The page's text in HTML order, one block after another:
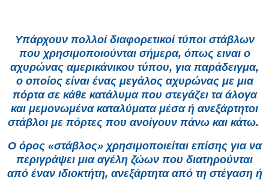
Υπάρχουν πολλοί διαφορετικοί τύποι στάβλων
που χρησιμοποιούνται σήμερα, όπως ειναι ο
αχυρώνας αμερικάνικου τύπου, για παράδειγμα,
ο οποίος είναι ένας μεγάλος αχυρώνας με μια
πόρτα σε κάθε κατάλυμα που στεγάζει τα άλογα
και μεμονωμένα καταλύματα μέσα ή ανεξάρτητοι
στάβλοι με πόρτες που ανοίγουν πάνω και κάτω.
Ο όρος «στάβλος» χρησιμοποιείται επίσης για να
περιγράψει μια αγέλη ζώων που διατηρούνται
από έναν ιδιοκτήτη, ανεξάρτητα από τη στέγαση ή